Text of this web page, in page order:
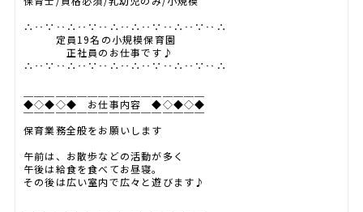
∴‥∵‥∴‥∵‥∴‥∴‥∵‥∴‥∵‥∴
定員19名の小規模保育園
正社員のお仕事です♪
∴‥∵‥∴‥∵‥∴‥∴‥∵‥∴‥∵‥∴
◆◇◆◇◆ お仕事内容 ◆◇◆◇◆
￣￣￣￣￣￣￣￣￣￣￣￣￣￣￣￣￣
保育業務全般をお願いします
午前は、お散歩などの活動が多く
午後は給食を食べてお昼寝。
その後は広い室内で広々と遊びます♪